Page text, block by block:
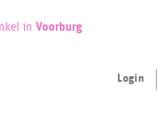
in Voorburg
Login